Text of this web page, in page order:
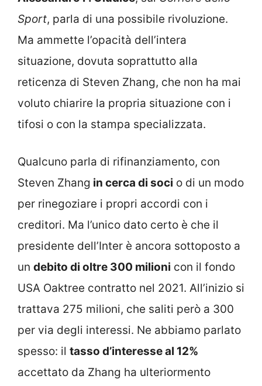
Sport, parla di una possibile rivoluzione.
Ma ammette l’opacità dell’intera
situazione, dovuta soprattutto alla
reticenza di Steven Zhang, che non ha mai
voluto chiarire la propria situazione con i
tifosi o con la stampa specializzata.
Qualcuno parla di rifinanziamento, con
Steven Zhang in cerca di soci o di un modo
per rinegoziare i propri accordi con i
creditori. Ma l’unico dato certo è che il
presidente dell’Inter è ancora sottoposto a
un debito di oltre 300 milioni con il fondo
USA Oaktree contratto nel 2021. All’inizio si
trattava 275 milioni, che saliti però a 300
per via degli interessi. Ne abbiamo parlato
spesso: il tasso d’interesse al 12%
accettato da Zhang ha ulteriormento